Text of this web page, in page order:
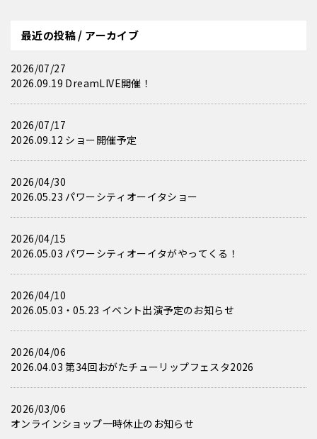
最近の投稿 / アーカイブ
2026/07/27
2026.09.19 DreamLIVE開催！
2026/07/17
2026.09.12 ショー開催予定
2026/04/30
2026.05.23 パワーシティオーイタショー
2026/04/15
2026.05.03 パワーシティオーイタがやってくる！
2026/04/10
2026.05.03・05.23 イベント出演予定のお知らせ
2026/04/06
2026.04.03 第34回おがたチューリップフェスタ2026
2026/03/06
オンラインショップ一時休止のお知らせ